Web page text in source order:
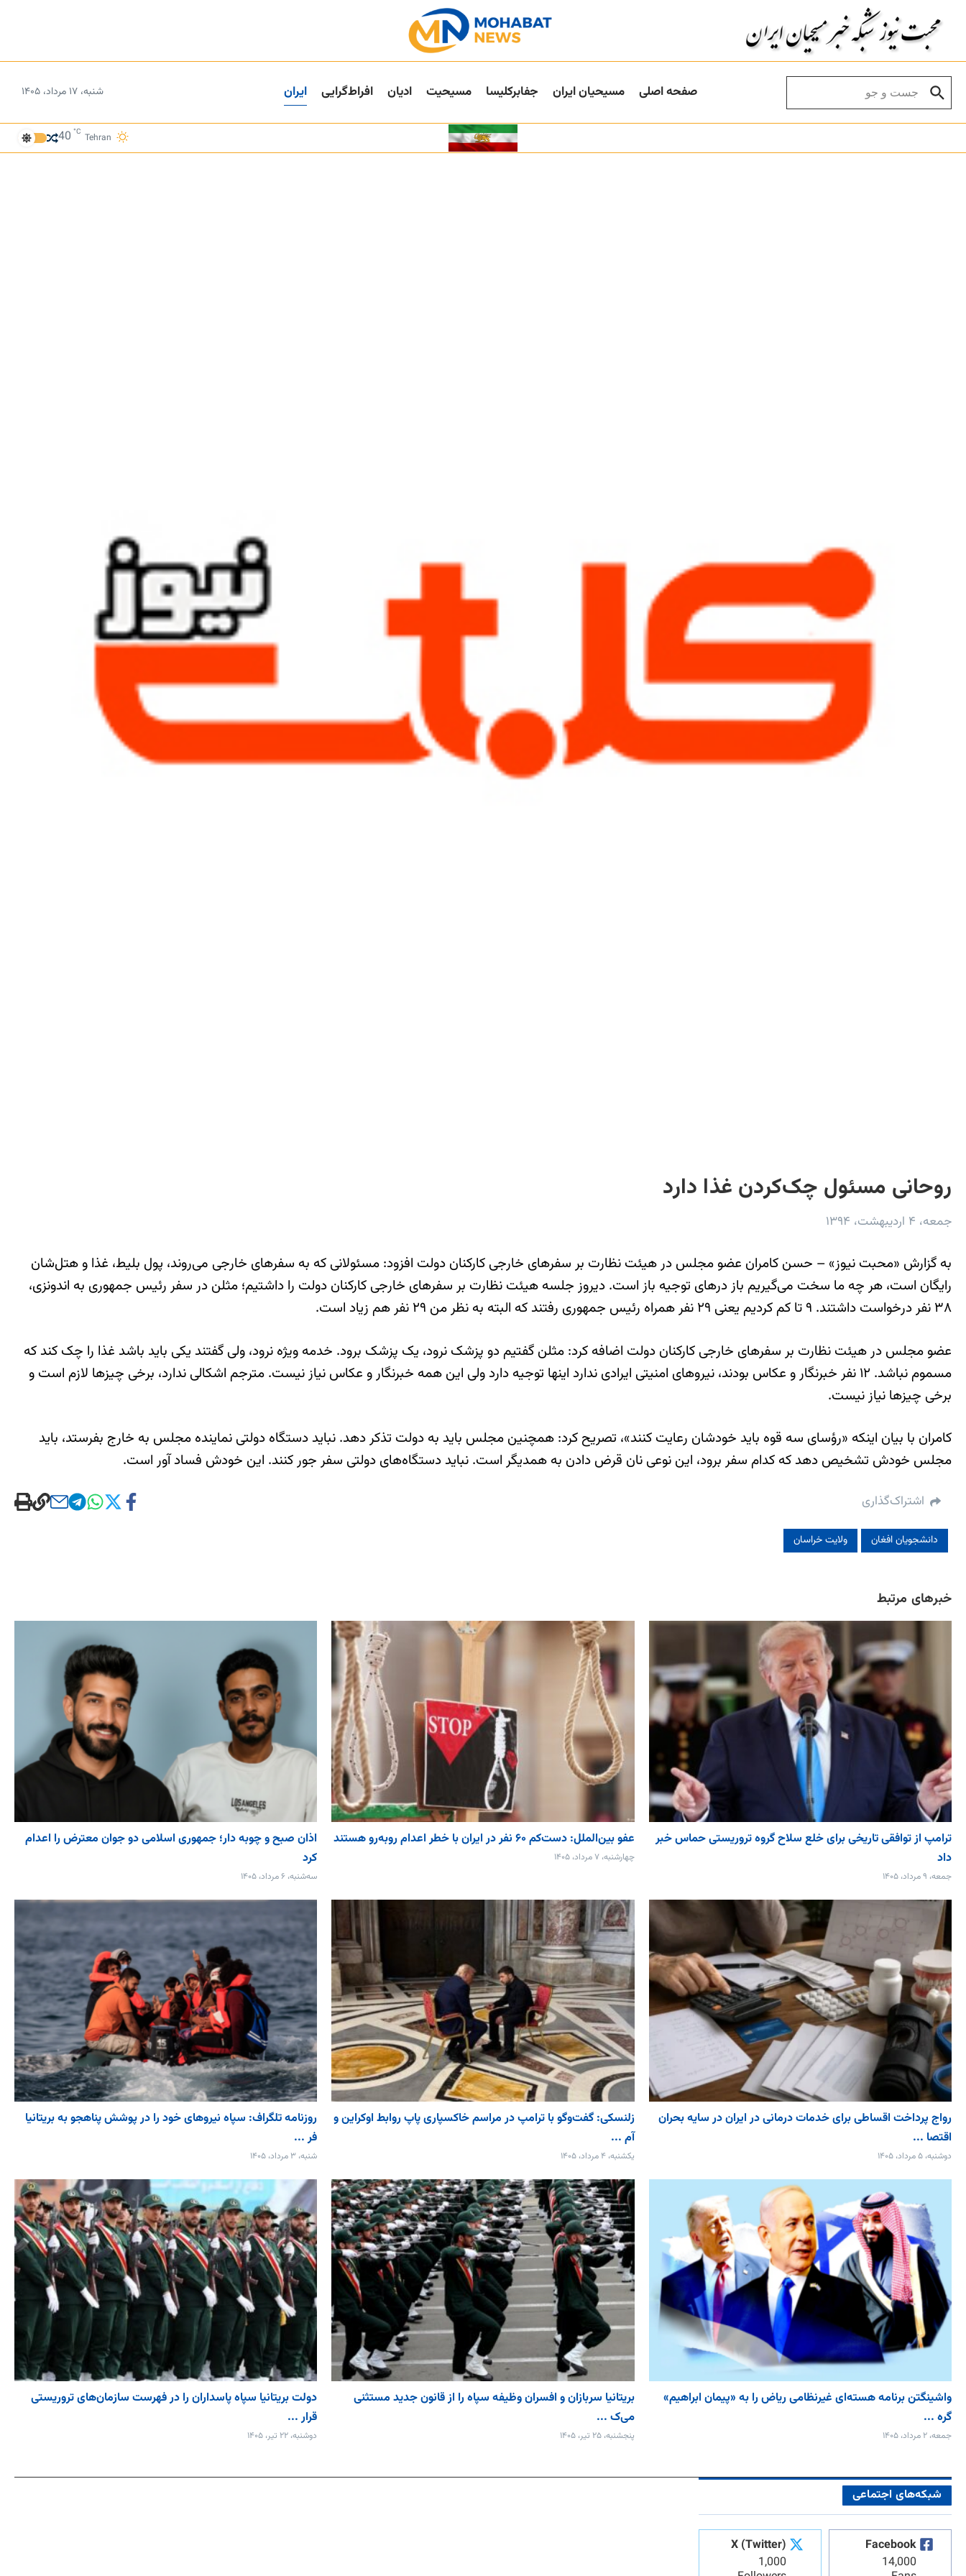
صفحه اصلی مسیحیان ایران جفا‌بر‌کلیسا مسیحیت ادیان افراط‌گرایی ایران شنبه، ۱۷ مرداد، ۱۴۰۵
Tehran
40 °C
روحانی مسئول چک‌کردن غذا دارد
جمعه، ۴ اردیبهشت، ۱۳۹۴
به گزارش «محبت نیوز» – حسن کامران عضو مجلس در هیئت نظارت بر سفرهای خارجی کارکنان دولت افزود: مسئولانی که به سفرهای خارجی می‌روند، پول بلیط، غذا و هتل‌شان
رایگان است، هر چه ما سخت می‌گیریم باز درهای توجیه باز است. دیروز جلسه هیئت نظارت بر سفرهای خارجی کارکنان دولت را داشتیم؛ مثلن در سفر رئیس جمهوری به اندونزی،
۳۸ نفر درخواست داشتند. ۹ تا کم کردیم یعنی ۲۹ نفر همراه رئیس جمهوری رفتند که البته به نظر من ۲۹ نفر هم زیاد است.
عضو مجلس در هیئت نظارت بر سفرهای خارجی کارکنان دولت اضافه کرد: مثلن گفتیم دو پزشک نرود، یک پزشک برود. خدمه ویژه نرود، ولی گفتند یکی باید باشد غذا را چک کند که
مسموم نباشد. ۱۲ نفر خبرنگار و عکاس بودند، نیروهای امنیتی ایرادی ندارد اینها توجیه دارد ولی این همه خبرنگار و عکاس نیاز نیست. مترجم اشکالی ندارد، برخی چیزها لازم است و
برخی چیزها نیاز نیست.
کامران با بیان اینکه «رؤسای سه قوه باید خودشان رعایت کنند»، تصریح کرد: همچنین مجلس باید به دولت تذکر دهد. نباید دستگاه دولتی نماینده مجلس به خارج بفرستد، باید
مجلس خودش تشخیص دهد که کدام سفر برود، این نوعی نان قرض دادن به همدیگر است. نباید دستگاه‌های دولتی سفر جور کنند. این خودش فساد آور است.
اشتراک‌گذاری
دانشجویان افغان ولایت خراسان
خبرهای مرتبط
ترامپ از توافقی تاریخی برای خلع ‌سلاح گروه تروریستی حماس خبر
داد
جمعه، ۹ مرداد، ۱۴۰۵
عفو بین‌الملل: دست‌کم ۶۰ نفر در ایران با خطر اعدام روبه‌رو هستند
چهارشنبه، ۷ مرداد، ۱۴۰۵
اذان صبح و چوبه دار؛ جمهوری اسلامی دو جوان معترض را اعدام
کرد
سه‌شنبه، ۶ مرداد، ۱۴۰۵
رواج پرداخت اقساطی برای خدمات درمانی در ایران در سایه بحران
اقتصا ...
دوشنبه، ۵ مرداد، ۱۴۰۵
زلنسکی: گفت‌وگو با ترامپ در مراسم خاکسپاری پاپ روابط اوکراین و
آم ...
یکشنبه، ۴ مرداد، ۱۴۰۵
روزنامه تلگراف: سپاه نیروهای خود را در پوشش پناهجو به بریتانیا
فر ...
شنبه، ۳ مرداد، ۱۴۰۵
واشینگتن برنامه هسته‌ای غیرنظامی ریاض را به «پیمان‌ ابراهیم»
گره ...
جمعه، ۲ مرداد، ۱۴۰۵
بریتانیا سربازان و افسران وظیفه سپاه را از قانون جدید مستثنی
می‌ک ...
پنجشنبه، ۲۵ تیر، ۱۴۰۵
دولت بریتانیا سپاه پاسداران را در فهرست سازمان‌های تروریستی
قرار ...
دوشنبه، ۲۲ تیر، ۱۴۰۵
شبکه‌های اجتماعی
Facebook
14,000
X (Twitter)
1,000